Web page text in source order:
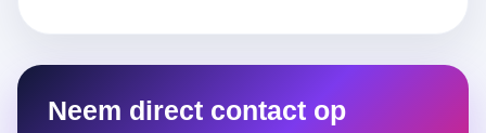
Neem direct contact op